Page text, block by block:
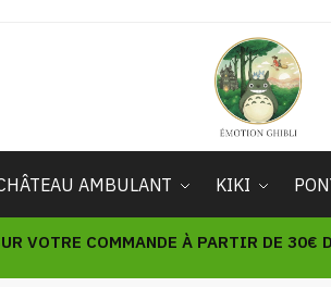
AMBULANT KIKI
VOTRE COMMANDE À PARTIR DE 30€